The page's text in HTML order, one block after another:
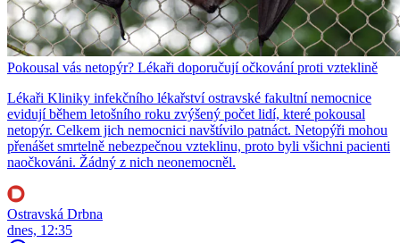
Pokousal vás netopýr? Lékaři doporučují očkování proti vzteklině
Lékaři Kliniky infekčního lékařství ostravské fakultní nemocnice
evidují během letošního roku zvýšený počet lidí, které pokousal
netopýr. Celkem jich nemocnici navštívilo patnáct. Netopýři mohou
přenášet smrtelně nebezpečnou vzteklinu, proto byli všichni pacienti
naočkováni. Žádný z nich neonemocněl.
Ostravská Drbna
dnes, 12:35